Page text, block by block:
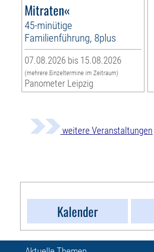
Mitraten«
45-minütige
Familienführung, 8plus
07.08.2026 bis 15.08.2026
(mehrere Einzeltermine im Zeitraum)
Panometer Leipzig
weitere Veranstaltungen
Kalender